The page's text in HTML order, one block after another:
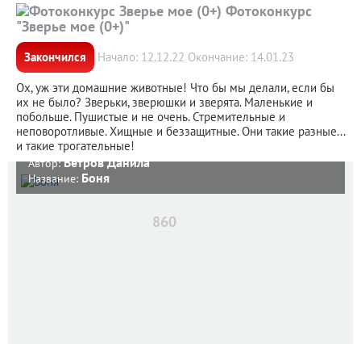
Фотоконкурс
"Зверье мое (0+)"
Закончился
Начало: 12.12.22 Окончание: 14.01.23
Ох, уж эти домашние животные! Что бы мы делали, если бы
их не было? Зверьки, зверюшки и зверята. Маленькие и
побольше. Пушистые и не очень. Стремительные и
неповоротливые. Хищные и беззащитные. Они такие разные...
и такие трогательные!
Автор:Ветров Данила
Название: Боня
860